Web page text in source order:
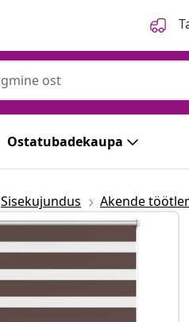
Ostatubadekaupa
Sisekujundus Akende